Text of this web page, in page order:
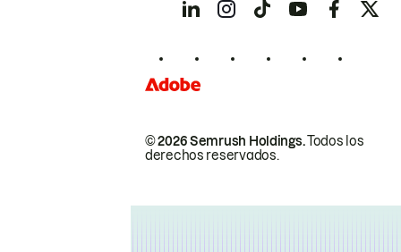
© 2026 Semrush Holdings.Todos los
derechos reservados.